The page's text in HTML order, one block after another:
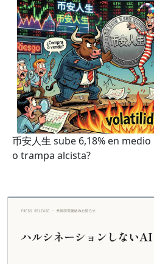
币安人生 sube 6,18% en
o trampa alcista?